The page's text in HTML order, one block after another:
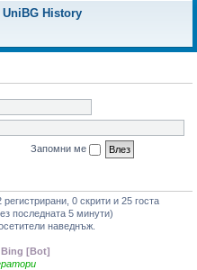
UniBG History
Запомни ме
0 скрити и 25 госта
последната 5 минути)
наведнъж.
Bing [Bot]